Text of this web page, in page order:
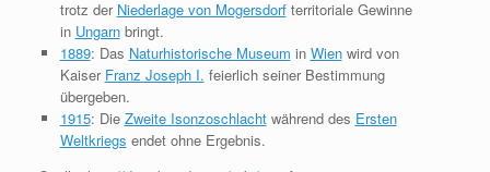
trotz der Niederlage von Mogersdorfterritoriale Gewinne
in Ungarnbringt.
1889: Das Naturhistorische Museum in Wienwird von
Kaiser Franz Joseph I. feierlich seiner Bestimmung
übergeben.
1915: Die Zweite Isonzoschlachtwährend des Ersten
Weltkriegs endet ohne Ergebnis.